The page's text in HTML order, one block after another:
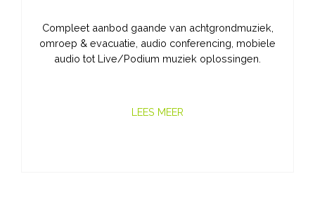
Compleet aanbod gaande van achtgrondmuziek,
omroep & evacuatie, audio conferencing, mobiele
audio tot Live/Podium muziek oplossingen.
LEES MEER